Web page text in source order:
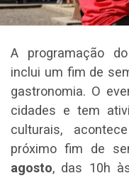
A programação do
inclui um fim de
gastronomia. O
cidades e tem
culturais,
próximo fim de
agosto, das 10h